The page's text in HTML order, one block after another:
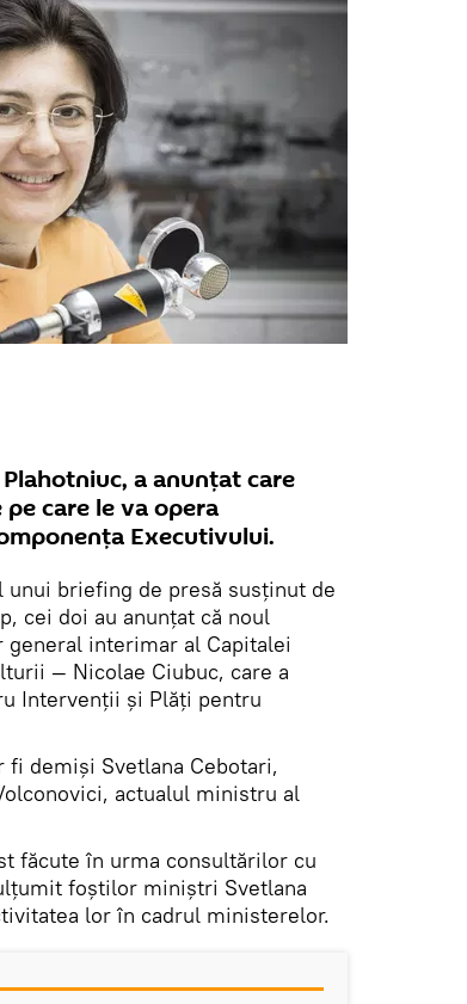
a anunțat care
care le va opera
Executivului.
unui briefing de presă susținut de
cei doi au anunțat că noul
interimar al Capitalei
— Nicolae Ciubuc, care a
Intervenții și Plăți pentru
demiși Svetlana Cebotari,
actualul ministru al
făcute în urma consultărilor cu
foștilor miniștri Svetlana
lor în cadrul ministerelor.